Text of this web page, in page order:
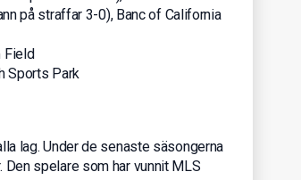
på straffar 3-0), Banc of California
Field
Sports Park
lag. Under de senaste säsongerna
spelare som har vunnit MLS